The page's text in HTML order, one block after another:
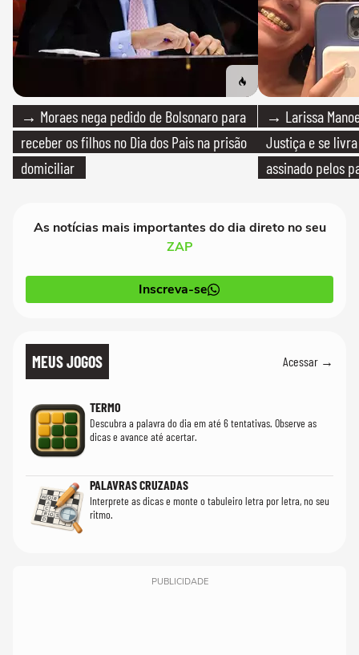
→ Moraes nega pedido de Bolsonaro para
receber os filhos no Dia dos Pais na prisão
domiciliar
→ Larissa
Justiça e se
assinado pelos
As notícias mais importantes do dia direto no seu
ZAP
Inscreva-se
MEUS JOGOS Acessar →
TERMO
Descubra a palavra do dia em até 6 tentativas. Observe as
dicas e avance até acertar.
PALAVRAS CRUZADAS
Interprete as dicas e monte o tabuleiro letra por letra, no seu
ritmo.
PUBLICIDADE